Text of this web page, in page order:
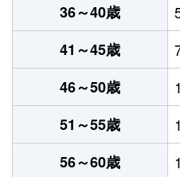
36～40歳
41～45歳
46～50歳
51～55歳
56～60歳